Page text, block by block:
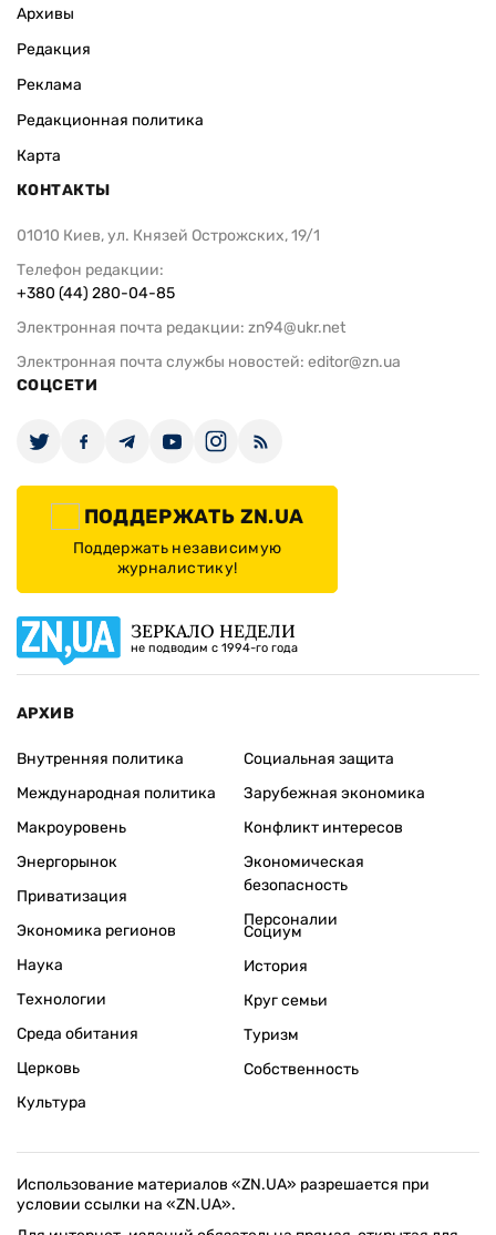
Архивы
Редакция
Реклама
Редакционная политика
Карта
КОНТАКТЫ
01010 Киев, ул. Князей Острожских, 19/1
Телефон редакции:
+380 (44) 280-04-85
Электронная почта редакции: zn94@ukr.net
Электронная почта службы новостей: editor@zn.ua
СОЦСЕТИ
ПОДДЕРЖАТЬ ZN.UA
Поддержать независимую
журналистику!
ЗЕРКАЛО НЕДЕЛИ
не подводим с 1994-го года
АРХИВ
Внутренняя политика
Международная политика
Макроуровень
Энергорынок
Приватизация
Экономика регионов
Социальная защита
Зарубежная экономика
Конфликт интересов
Экономическая
безопасность
Персоналии
Наука
Технологии
Среда обитания
Церковь
Культура
Социум
История
Круг семьи
Туризм
Собственность
Использование материалов «ZN.UA» разрешается при
условии ссылки на «ZN.UA».